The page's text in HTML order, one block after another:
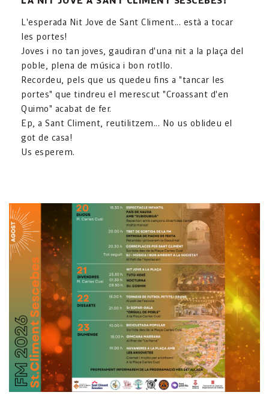
L'esperada Nit Jove de Sant Climent... està a tocar
les portes!
Joves i no tan joves, gaudiran d'una nit a la plaça del
poble, plena de música i bon rotllo.
Recordeu, pels que us quedeu fins a "tancar les
portes" que tindreu el merescut "Croassant d'en
Quimo" acabat de fer.
Ep, a Sant Climent, reutilitzem... No us oblideu el
got de casa!
Us esperem.